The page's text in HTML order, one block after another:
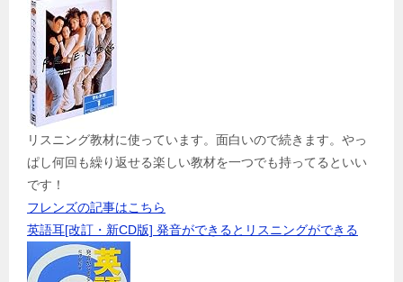
リスニング教材に使っています。面白いので続きます。やっ
ぱし何回も繰り返せる楽しい教材を一つでも持ってるといい
です！
フレンズの記事はこちら
英語耳[改訂・新CD版] 発音ができるとリスニングができる